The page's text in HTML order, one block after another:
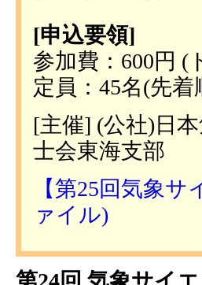
[申込要領]
参加費：600円 (
定員：45名(先着
[主催] (公社)日
士会東海支部
【第25回気象
ァイル)